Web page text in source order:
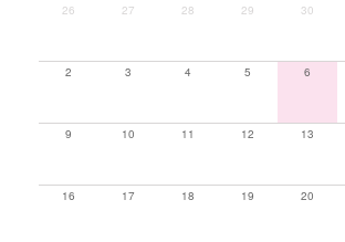
26 27 28 29 30
2 3 4 5 6
9 10 11 12 13
16 17 18 19 20